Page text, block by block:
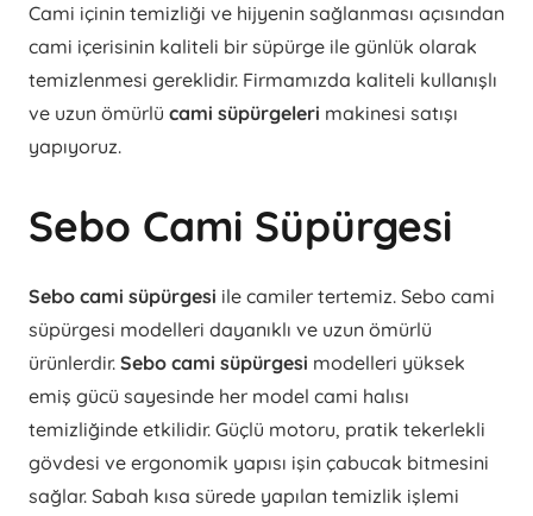
Cami içinin temizliği ve hijyenin sağlanması açısından
cami içerisinin kaliteli bir süpürge ile günlük olarak
temizlenmesi gereklidir. Firmamızda kaliteli kullanışlı
ve uzun ömürlü cami süpürgeleri makinesi satışı
yapıyoruz.
Sebo Cami Süpürgesi
Sebo cami süpürgesi ile camiler tertemiz. Sebo cami
süpürgesi modelleri dayanıklı ve uzun ömürlü
ürünlerdir. Sebo cami süpürgesi modelleri yüksek
emiş gücü sayesinde her model cami halısı
temizliğinde etkilidir. Güçlü motoru, pratik tekerlekli
gövdesi ve ergonomik yapısı işin çabucak bitmesini
sağlar. Sabah kısa sürede yapılan temizlik işlemi